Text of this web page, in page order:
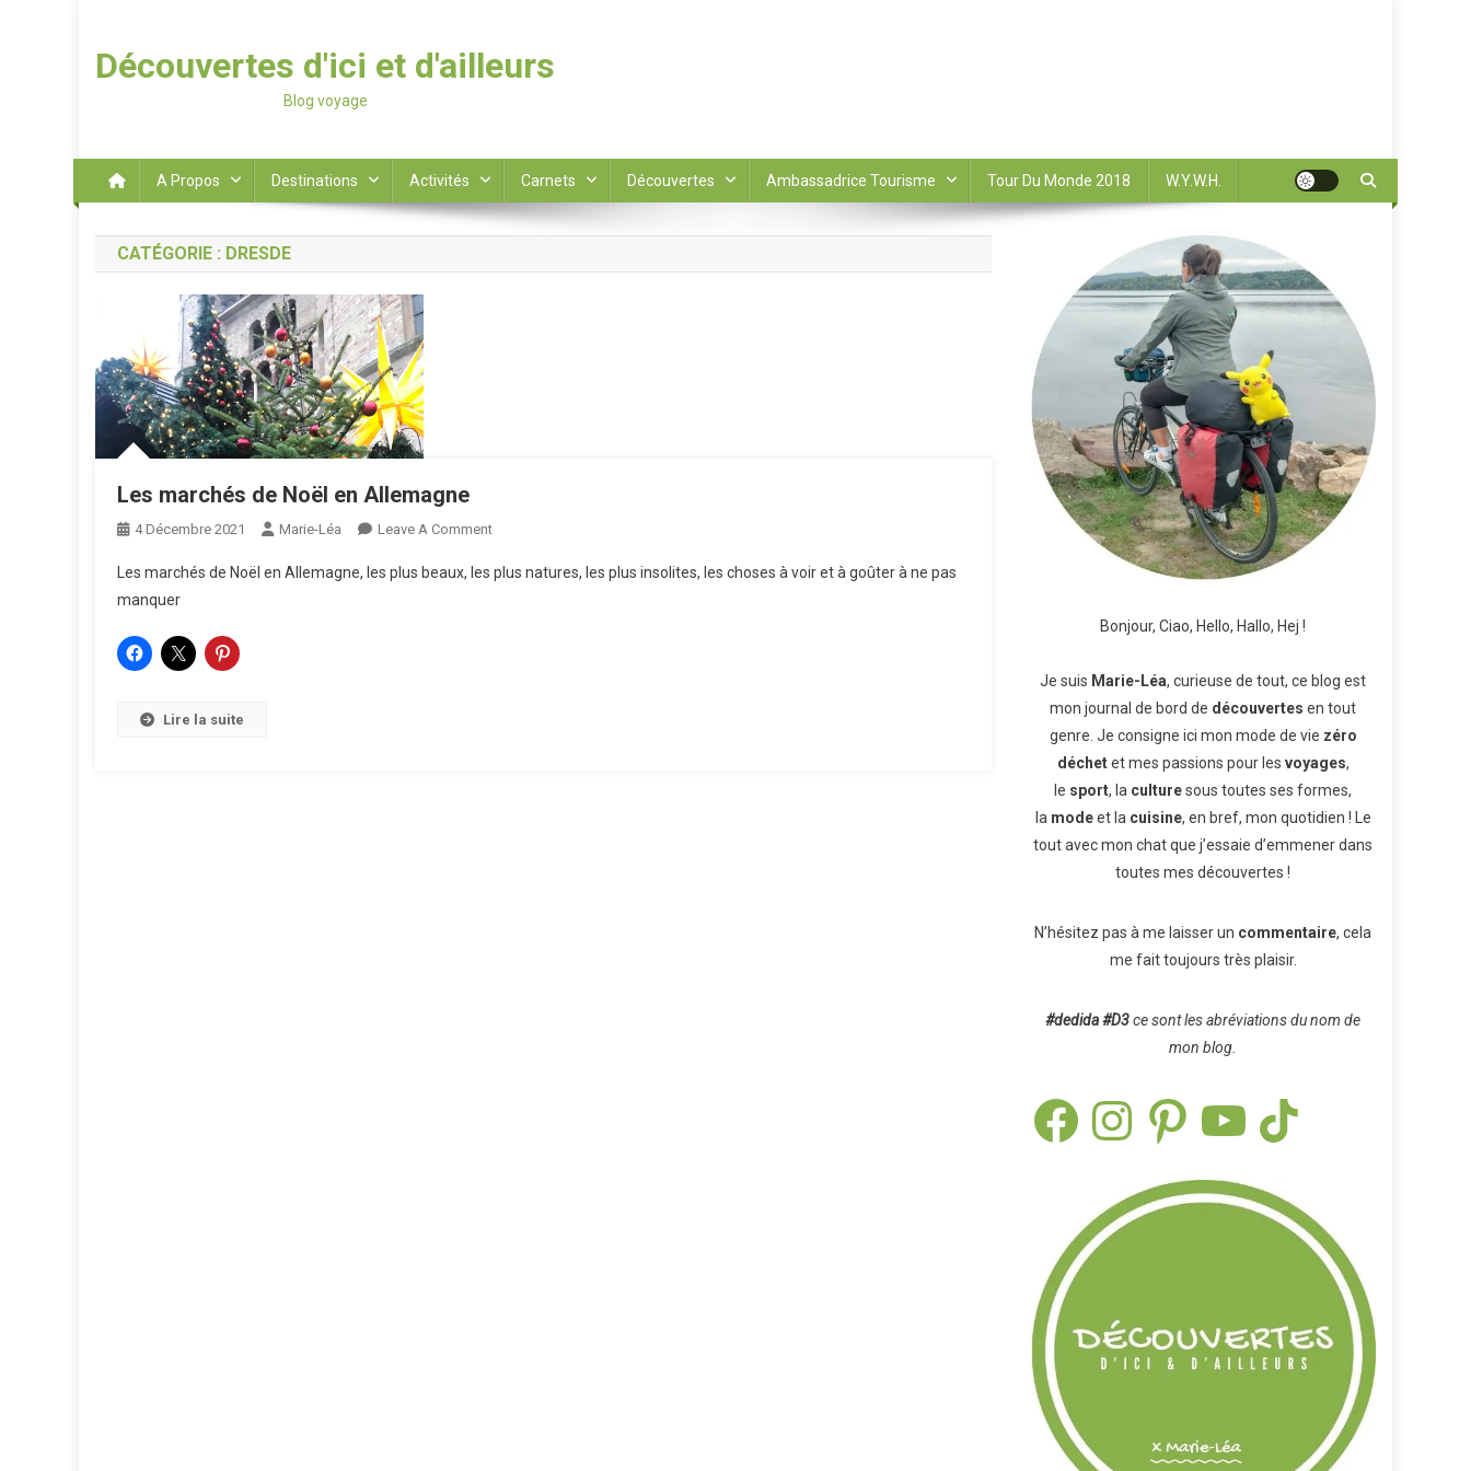
Découvertes d'ici et d'ailleurs
Blog voyage
A Propos Destinations Activités Carnets Découvertes Ambassadrice Tourisme Tour Du Monde 2018 W.Y.W.H.
CATÉGORIE : DRESDE
Les marchés de Noël en Allemagne
4 Décembre 2021 Marie-Léa Leave A CommentOn
Marchés
Les marchés de Noël en Allemagne, les plus beaux, les plus natures, les plus insolites, les choses à voir et à goûter à ne pas
manquer
Lire la suite
Bonjour, Ciao, Hello, Hallo, Hej !
Je suis Marie-Léa, curieuse de tout, ce blog est
mon journal de bord de découvertes en tout
genre. Je consigne ici mon mode de vie zéro
déchetet mes passions pour les voyages,
le sport, la culturesous toutes ses formes,
la modeet la cuisine, en bref, mon quotidien ! Le
tout avec mon chat que j’essaie d’emmener dans
toutes mes découvertes !
N’hésitez pas à me laisser un commentaire, cela
me fait toujours très plaisir.
#dedida#D3ce sont les abréviations du nom de
mon blog.
FacebookInstagramPinterest TikTok